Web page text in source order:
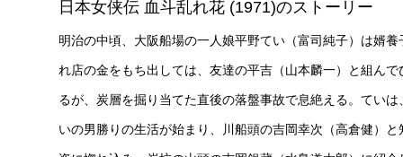
日本女侠伝 血斗乱れ花 (1971)のストーリー
明治の中頃、大阪船場の一人娘平野てい（富司純子）は婿
れ店の金をもち出しては、友達の平吉（山本麟一）と組ん
るが、炭層を掘り当てた直後の落盤事故で息絶える。てい
いの男勝りの生活が始まり、川船頭の吉岡幸次（高倉健）